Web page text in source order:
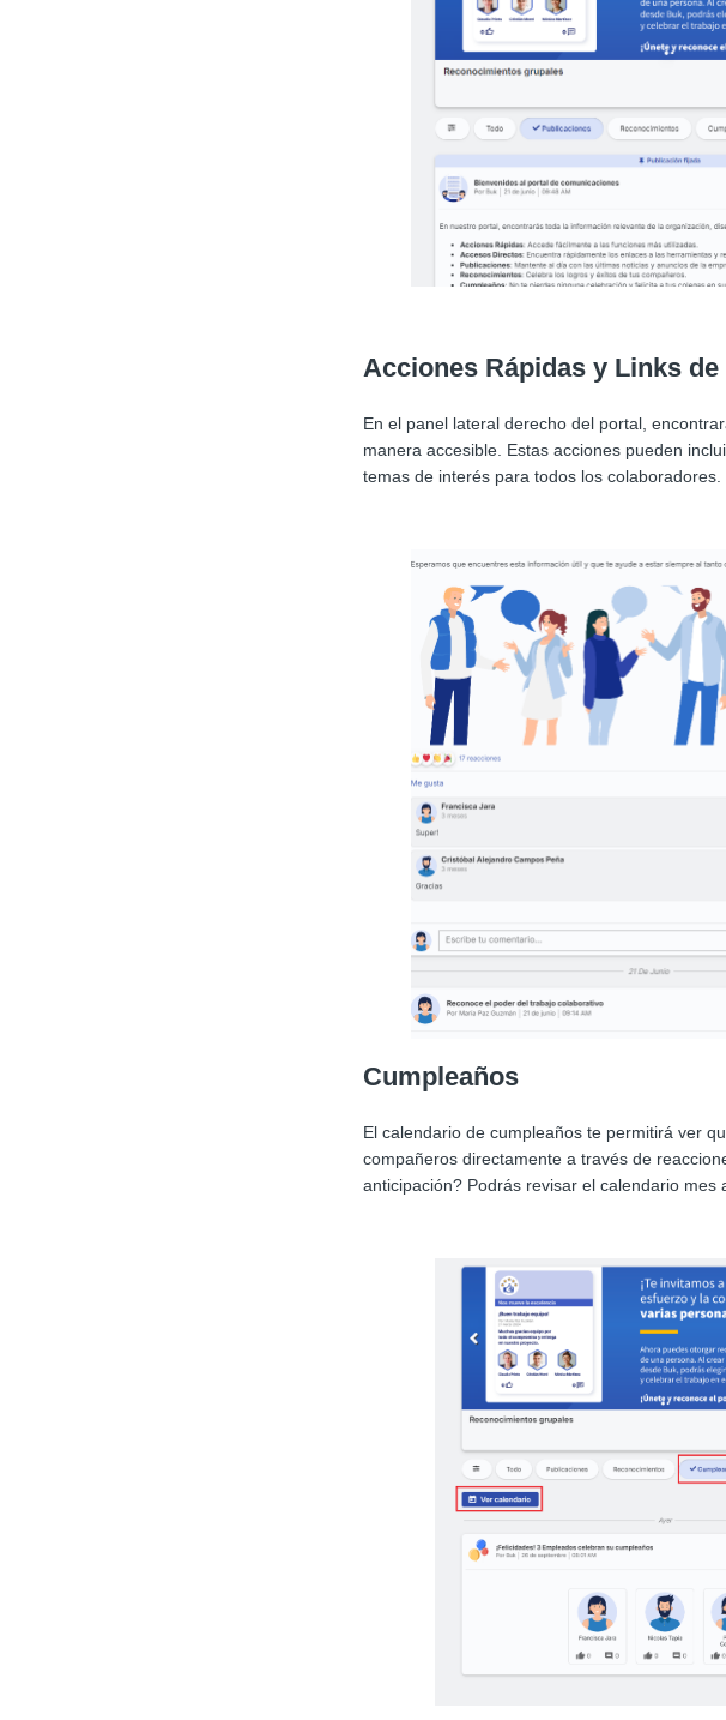
Acciones Rápidas y Links de
En el panel lateral derecho del portal,
manera accesible. Estas acciones pueden
temas de interés para todos los colaboradores.
Cumpleaños
El calendario de cumpleaños te permitirá ver
compañeros directamente a través de
anticipación? Podrás revisar el calendario